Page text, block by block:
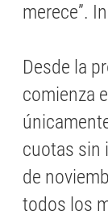
merece”.
Desde la
comienza
cuotas sin
de
todos los